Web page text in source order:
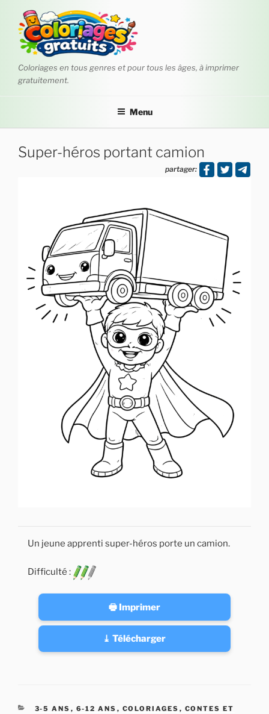
contenu
principal
Coloriages en tous genres et pour tous les âges, à imprimer
gratuitement.
Menu
Super-héros portant camion
partager:
Un jeune apprenti super-héros porte un camion.
Difficulté :
🖶 Imprimer
⤓ Télécharger
CATÉGORIES
3-5 ANS , 6-12 ANS , COLORIAGES , CONTES ET